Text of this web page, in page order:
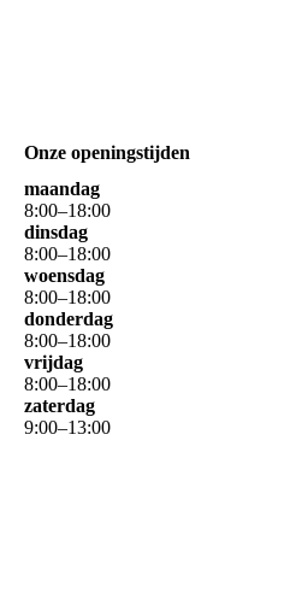
Onze openingstijden
maandag
8:00–18:00
dinsdag
8:00–18:00
woensdag
8:00–18:00
donderdag
8:00–18:00
vrijdag
8:00–18:00
zaterdag
9:00–13:00